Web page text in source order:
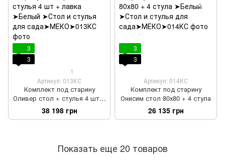
3
3
1
Артикул: 013КС
Комплект под старину
Оливер стол + стулья 4 шт +
лавка
38 198 грн
3
3
Артикул: 014КС
Комплект под старину
Онисим стол 80х80 + 4 стула
26 135 грн
Показать еще 20 товаров